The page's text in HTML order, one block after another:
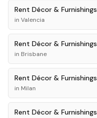
Rent Décor & Furnishings
in Valencia
Rent Décor & Furnishings
in Brisbane
Rent Décor & Furnishings
in Milan
Rent Décor & Furnishings